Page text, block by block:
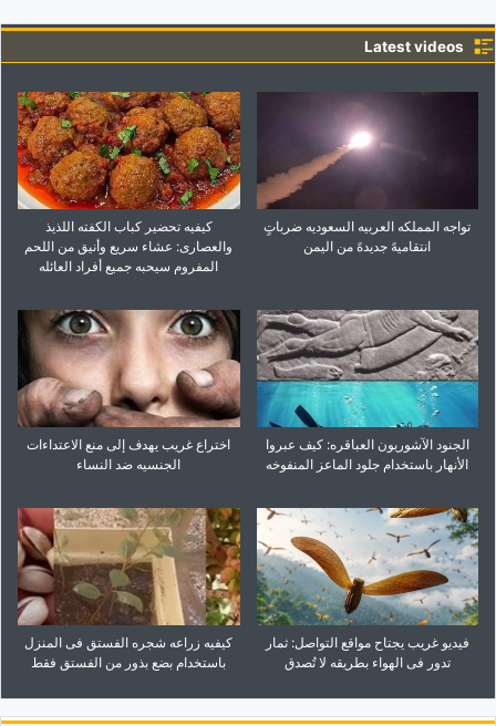
Latest videos
تواجه المملکه العربیه السعودیه ضرباتٍ
انتقامیهً جدیدهً من الیمن
کیفیه تحضیر کباب الکفته اللذیذ
والعصاری: عشاء سریع وأنیق من اللحم
المفروم سیحبه جمیع أفراد العائله
الجنود الآشوریون العباقره: کیف عبروا
الأنهار باستخدام جلود الماعز المنفوخه
اختراع غریب یهدف إلى منع الاعتداءات
الجنسیه ضد النساء
فیدیو غریب یجتاح مواقع التواصل: ثمار
تدور فی الهواء بطریقه لا تُصدق
کیفیه زراعه شجره الفستق فی المنزل
باستخدام بضع بذور من الفستق فقط